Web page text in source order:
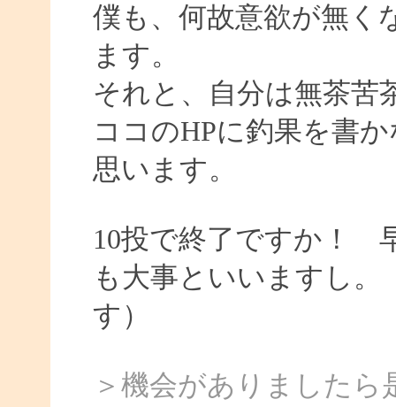
僕も、何故意欲が無く
ます。
それと、自分は無茶苦
ココのHPに釣果を書
思います。
10投で終了ですか！
も大事といいますし
す）
＞機会がありました